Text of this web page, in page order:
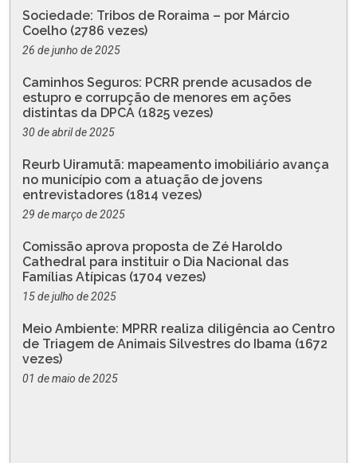
Sociedade: Tribos de Roraima – por Márcio
Coelho (2786 vezes)
26 de junho de 2025
Caminhos Seguros: PCRR prende acusados de
estupro e corrupção de menores em ações
distintas da DPCA (1825 vezes)
30 de abril de 2025
Reurb Uiramutã: mapeamento imobiliário avança
no município com a atuação de jovens
entrevistadores (1814 vezes)
29 de março de 2025
Comissão aprova proposta de Zé Haroldo
Cathedral para instituir o Dia Nacional das
Famílias Atípicas (1704 vezes)
15 de julho de 2025
Meio Ambiente: MPRR realiza diligência ao Centro
de Triagem de Animais Silvestres do Ibama (1672
vezes)
01 de maio de 2025